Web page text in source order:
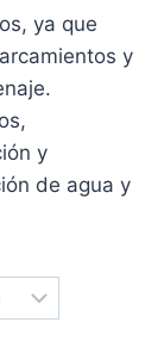
ya que
y
y
de agua y